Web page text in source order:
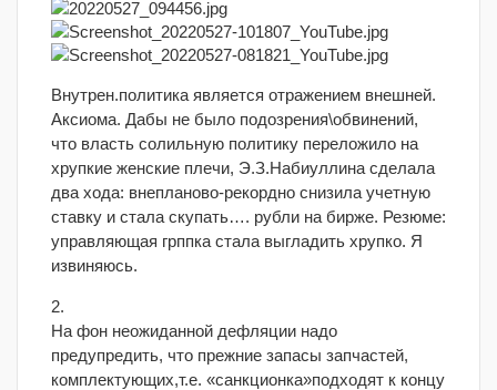
Внутрен.политика является отражением внешней.
Аксиома. Дабы не было подозрения\обвинений,
что власть солильную политику переложило на
хрупкие женские плечи, Э.З.Набиуллина сделала
два хода: внепланово-рекордно снизила учетную
ставку и стала скупать…. рубли на бирже. Резюме:
управляющая грппка стала выгладить хрупко. Я
извиняюсь.
2.
На фон неожиданной дефляции надо
предупредить, что прежние запасы запчастей,
комплектующих,т.е. «санкционка»подходят к концу